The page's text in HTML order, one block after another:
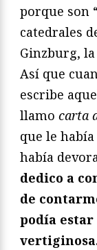
porque son
catedrales
Ginzburg,
Así que
escribe
llamo carta
que le
había
dedico a
de
podía